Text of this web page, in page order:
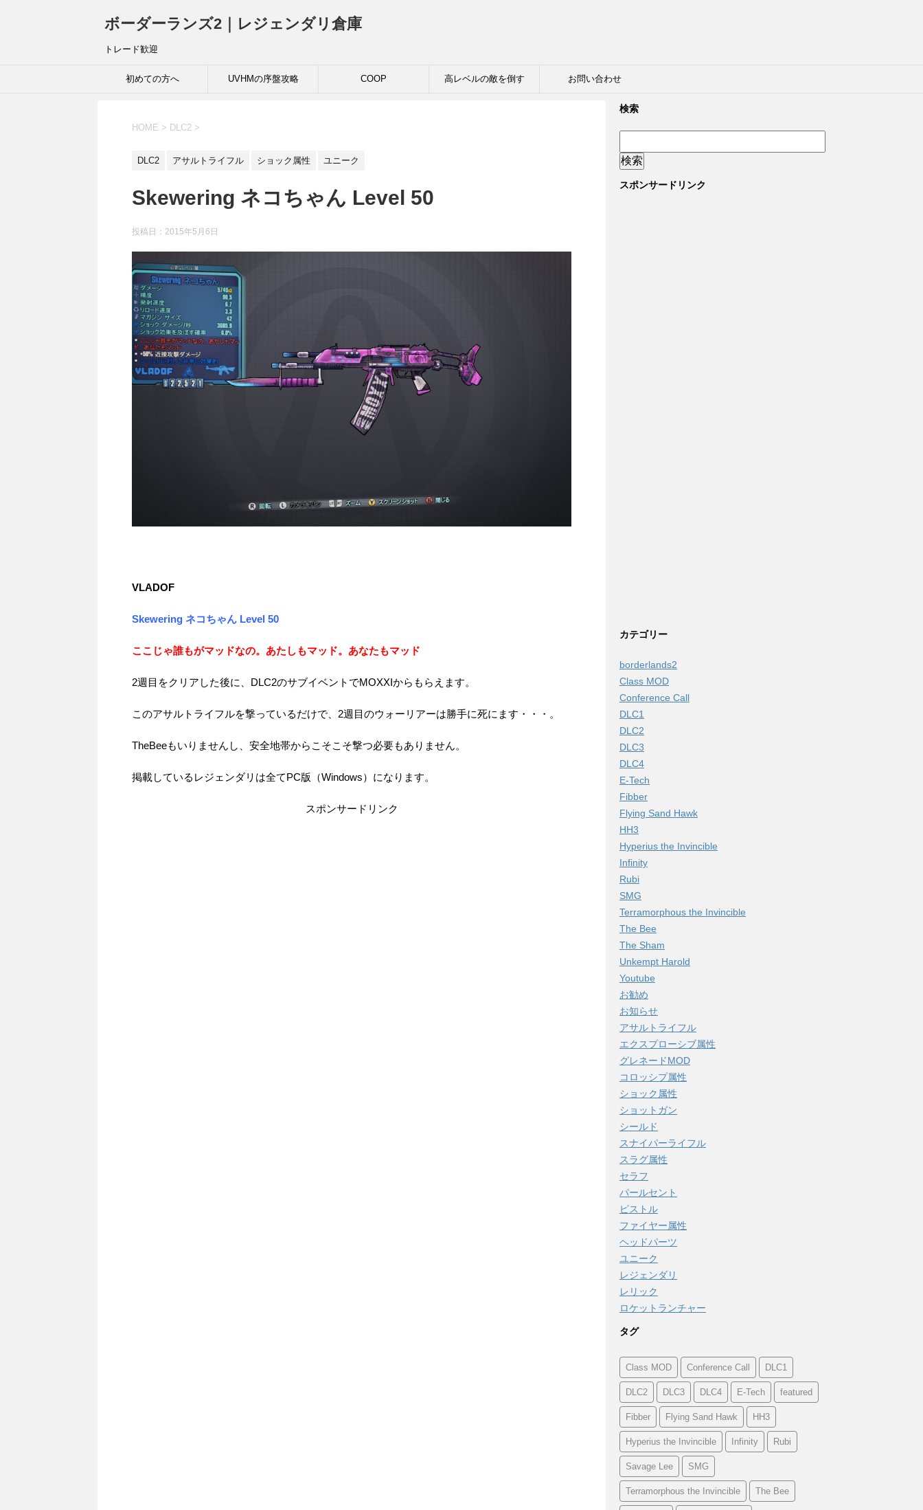
ボーダーランズ2｜レジェンダリ倉庫
トレード歓迎
初めての方へ UVHMの序盤攻略 COOP 高レベルの敵を倒す お問い合わせ
HOME > DLC2 >
DLC2 アサルトライフル ショック属性 ユニーク
Skewering ネコちゃん Level 50
投稿日： 2015年5月6日
VLADOF
Skewering ネコちゃん Level 50
ここじゃ誰もがマッドなの。あたしもマッド。あなたもマッド
2週目をクリアした後に、DLC2のサブイベントでMOXXIからもらえます。
このアサルトライフルを撃っているだけで、2週目のウォーリアーは勝手に死にます・・・。
TheBeeもいりませんし、安全地帯からこそこそ撃つ必要もありません。
掲載しているレジェンダリは全てPC版（Windows）になります。
スポンサードリンク
検索
スポンサードリンク
カテゴリー
borderlands2
Class MOD
Conference Call
DLC1
DLC2
DLC3
DLC4
E-Tech
Fibber
Flying Sand Hawk
HH3
Hyperius the Invincible
Infinity
Rubi
SMG
Terramorphous the Invincible
The Bee
The Sham
Unkempt Harold
Youtube
お勧め
お知らせ
アサルトライフル
エクスプローシブ属性
グレネードMOD
コロッシプ属性
ショック属性
ショットガン
シールド
スナイパーライフル
スラグ属性
セラフ
パールセント
ピストル
ファイヤー属性
ヘッドパーツ
ユニーク
レジェンダリ
レリック
ロケットランチャー
タグ
Class MOD Conference Call DLC1
DLC2 DLC3 DLC4 E-Tech featured
Fibber Flying Sand Hawk HH3
Hyperius the Invincible Infinity Rubi
Savage Lee SMG
Terramorphous the Invincible The Bee